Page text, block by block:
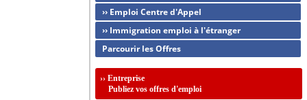
›› Emploi Centre d'Appel
›› Immigration emploi à l'étranger
Parcourir les Offres
›› Entreprise
Publiez vos offres d'emploi